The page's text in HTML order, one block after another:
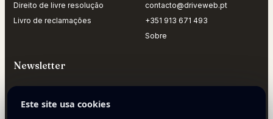
Direito de livre resolução
Livro de reclamações
contacto@driveweb.pt
+351 913 671 493
Sobre
Newsletter
sua empresa.
Este site usa cookies